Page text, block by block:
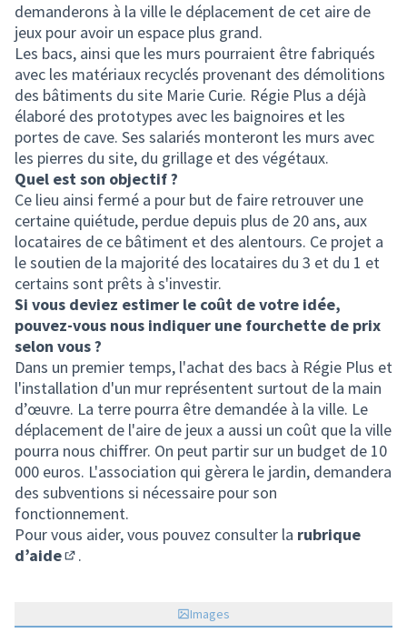
demanderons à la ville le déplacement de cet aire de
jeux pour avoir un espace plus grand.
Les bacs, ainsi que les murs pourraient être fabriqués
avec les matériaux recyclés provenant des démolitions
des bâtiments du site Marie Curie. Régie Plus a déjà
élaboré des prototypes avec les baignoires et les
portes de cave. Ses salariés monteront les murs avec
les pierres du site, du grillage et des végétaux.
Quel est son objectif ?
Ce lieu ainsi fermé a pour but de faire retrouver une
certaine quiétude, perdue depuis plus de 20 ans, aux
locataires de ce bâtiment et des alentours. Ce projet a
le soutien de la majorité des locataires du 3 et du 1 et
certains sont prêts à s'investir.
Si vous deviez estimer le coût de votre idée,
pouvez-vous nous indiquer une fourchette de prix
selon vous ?
Dans un premier temps, l'achat des bacs à Régie Plus et
l'installation d'un mur représentent surtout de la main
d’œuvre. La terre pourra être demandée à la ville. Le
déplacement de l'aire de jeux a aussi un coût que la ville
pourra nous chiffrer. On peut partir sur un budget de 10
000 euros. L'association qui gèrera le jardin, demandera
des subventions si nécessaire pour son
fonctionnement.
Pour vous aider, vous pouvez consulter la rubrique
d’aide
.
Images